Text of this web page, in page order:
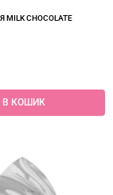
CHOCOLATE
В КОШИК